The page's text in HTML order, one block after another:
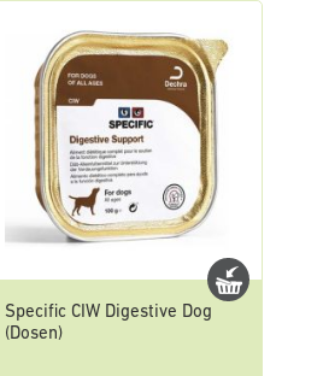
Specific CIW Digestive Dog
(Dosen)